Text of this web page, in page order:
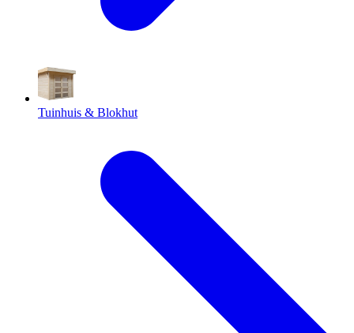
Tuinhuis & Blokhut